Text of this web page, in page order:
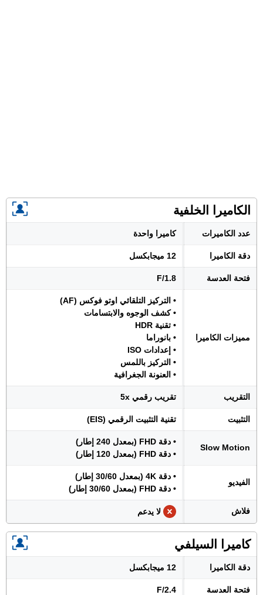
الكاميرا الخلفية
عدد الكاميرات كاميرا واحدة
دقة الكاميرا 12 ميجابكسل
فتحة العدسة F/1.8
مميزات الكاميرا
• التركيز التلقائي اوتو فوكس (AF)
• كشف الوجوه والابتسامات
• تقنية HDR
• بانوراما
• إعدادات ISO
• التركيز باللمس
• العنونة الجغرافية
التقريب تقريب رقمي 5x
التثبيت تقنية التثبيت الرقمي (EIS)
Slow Motion
• دقة FHD (بمعدل 240 إطار)
• دقة FHD (بمعدل 120 إطار)
الفيديو
• دقة 4K (بمعدل 30/60 إطار)
• دقة FHD (بمعدل 30/60 إطار)
فلاش لا يدعم
كاميرا السيلفي
دقة الكاميرا 12 ميجابكسل
فتحة العدسة F/2.4